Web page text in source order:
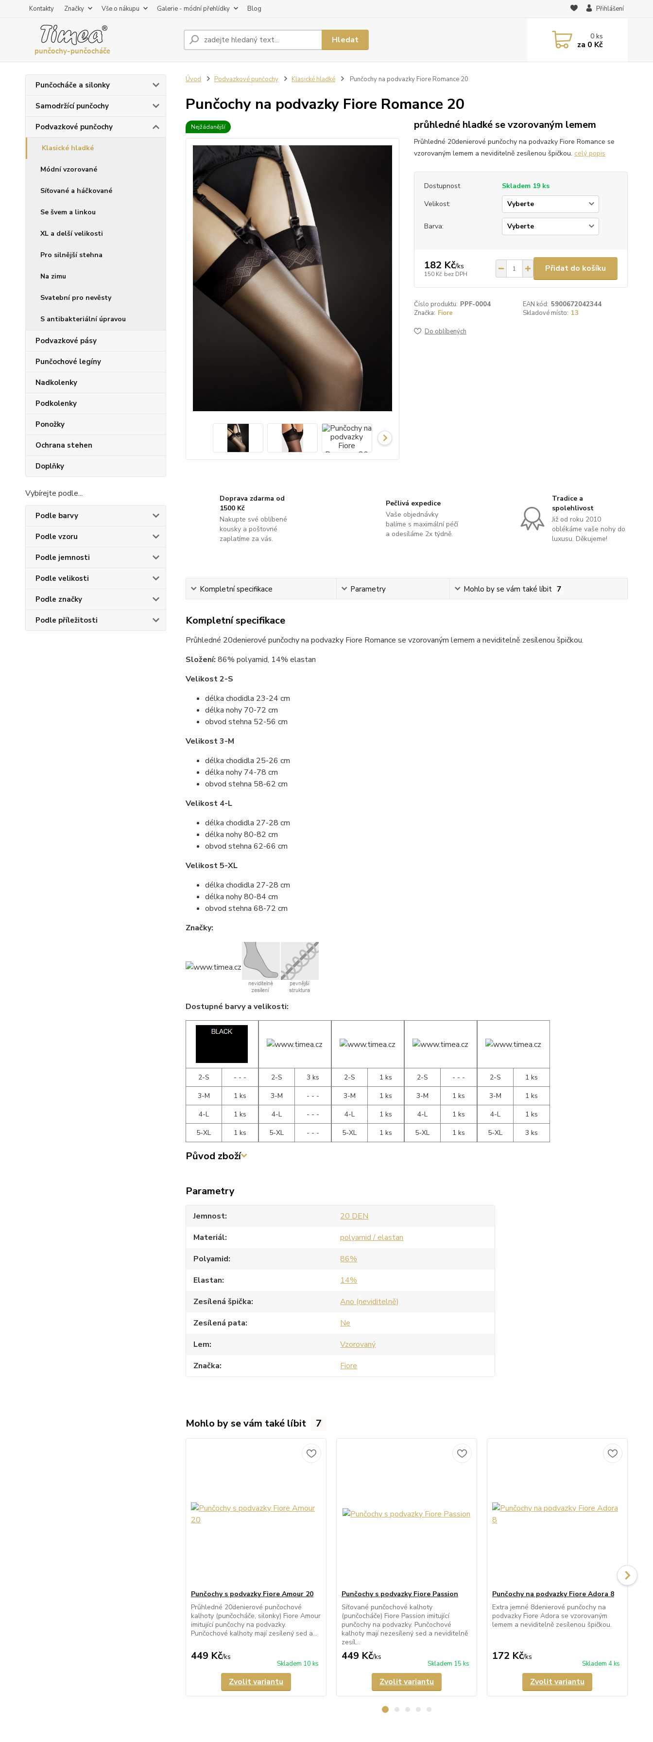
Kontakty Značky Vše o nákupu Galerie - módní přehlídky Blog Přihlášení
Hledat 0ks
za 0 Kč
Punčocháče a silonky
Samodržící punčochy
Podvazkové punčochy
Klasické hladké
Módní vzorované
Síťované a háčkované
Se švem a linkou
XL a delší velikosti
Pro silnější stehna
Na zimu
Svatební pro nevěsty
S antibakteriální úpravou
Podvazkové pásy
Punčochové legíny
Nadkolenky
Podkolenky
Ponožky
Ochrana stehen
Doplňky
Vybírejte podle...
Podle barvy
Podle vzoru
Podle jemnosti
Podle velikosti
Podle značky
Podle příležitosti
Úvod Podvazkové punčochy Klasické hladké Punčochy na podvazky Fiore Romance 20
Punčochy na podvazky Fiore Romance 20
Nejžádanější průhledné hladké se vzorovaným lemem
Průhledné 20denierové punčochy na podvazky Fiore Romance se
vzorovaným lemem a neviditelně zesílenou špičkou. celý popis
Dostupnost
Skladem 19 ks
Velikost:
Barva:
182 Kč/ks
150 Kč bez DPH
Přidat do košíku
Číslo produktu: PPF-0004 EAN kód: 5900672042344
Značka: Fiore Skladové místo: 13
Do oblíbených
Doprava zdarma od
1500 Kč
Nakupte své oblíbené
kousky a poštovné
zaplatíme za vás.
Pečlivá expedice
Vaše objednávky
balíme s maximální péčí
a odesíláme 2x týdně.
Tradice a
spolehlivost
Již od roku 2010
oblékáme vaše nohy do
luxusu. Děkujeme!
Kompletní specifikace Parametry Mohlo by se vám také líbit 7
Kompletní specifikace
Průhledné 20denierové punčochy na podvazky Fiore Romance se vzorovaným lemem a neviditelně zesílenou špičkou.
Složení: 86% polyamid, 14% elastan
Velikost 2-S
délka chodidla 23-24 cm
délka nohy 70-72 cm
obvod stehna 52-56 cm
Velikost 3-M
délka chodidla 25-26 cm
délka nohy 74-78 cm
obvod stehna 58-62 cm
Velikost 4-L
délka chodidla 27-28 cm
délka nohy 80-82 cm
obvod stehna 62-66 cm
Velikost 5-XL
délka chodidla 27-28 cm
délka nohy 80-84 cm
obvod stehna 68-72 cm
Značky:
Dostupné barvy a velikosti:
2-S
- - -
3-M
1 ks
4-L
1 ks
5-XL
1 ks
2-S
3 ks
3-M
- - -
4-L
- - -
5-XL
- - -
2-S
1 ks
3-M
1 ks
4-L
1 ks
5-XL
1 ks
2-S
- - -
3-M
1 ks
4-L
1 ks
5-XL
1 ks
2-S
1 ks
3-M
1 ks
4-L
1 ks
5-XL
3 ks
Původ zboží
Parametry
Jemnost
20 DEN
Materiál
polyamid / elastan
Polyamid
86%
Elastan
14%
Zesílená špička
Ano (neviditelně)
Zesílená pata
Ne
Lem
Vzorovaný
Značka
Fiore
Mohlo by se vám také líbit 7
Punčochy s podvazky Fiore Amour 20
Průhledné 20denierové punčochové
kalhoty (punčocháče, silonky) Fiore Amour
imitující punčochy na podvazky.
Punčochové kalhoty mají zesílený sed a...
449 Kč/ks
Skladem 10 ks
Zvolit variantu
Punčochy s podvazky Fiore Passion
Síťované punčochové kalhoty
(punčocháče) Fiore Passion imitující
punčochy na podvazky. Punčochové
kalhoty mají nezesílený sed a neviditelně
zesíl...
449 Kč/ks
Skladem 15 ks
Zvolit variantu
Punčochy na podvazky Fiore Adora 8
Extra jemné 8denierové punčochy na
podvazky Fiore Adora se vzorovaným
lemem a neviditelně zesílenou špičkou.
172 Kč/ks
Skladem 4 ks
Zvolit variantu